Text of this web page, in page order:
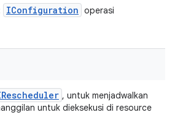
IConfiguration operasi
, untuk menjadwalkan
untuk dieksekusi di resource